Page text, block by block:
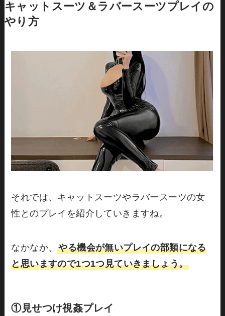
キャットスーツ＆ラバースーツプレイの
やり方
それでは、キャットスーツやラバースーツの女
性とのプレイを紹介していきますね。
なかなか、やる機会が無いプレイの部類になる
と思いますので1つ1つ見ていきましょう。
①見せつけ視姦プレイ